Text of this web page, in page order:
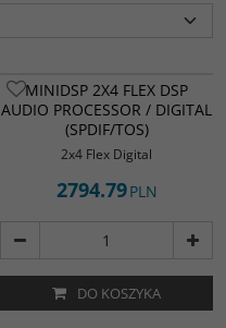
MINIDSP 2X4 FLEX DSP
AUDIO PROCESSOR / DIGITAL
(SPDIF/TOS)
2x4 Flex Digital
2794.79PLN
DO KOSZYKA